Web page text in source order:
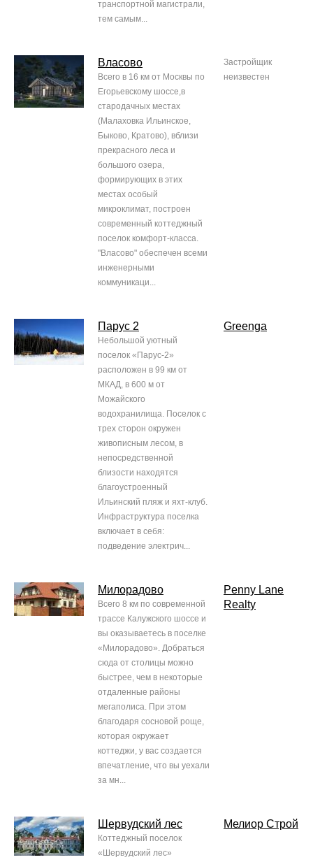
транспортной магистрали,
тем самым...
Власово
Всего в 16 км от Москвы по
Егорьевскому шоссе,в
стародачных местах
(Малаховка Ильинское,
Быково, Кратово), вблизи
прекрасного леса и
большого озера,
формирующих в этих
местах особый
микроклимат, построен
современный коттеджный
поселок комфорт-класса.
"Власово" обеспечен всеми
инженерными
коммуникаци...
Застройщик
неизвестен
Парус 2
Небольшой уютный
поселок «Парус-2»
расположен в 99 км от
МКАД, в 600 м от
Можайского
водохранилища. Поселок с
трех сторон окружен
живописным лесом, в
непосредственной
близости находятся
благоустроенный
Ильинский пляж и яхт-клуб.
Инфраструктура поселка
включает в себя:
подведение электрич...
Greenga
Милорадово
Всего 8 км по современной
трассе Калужского шоссе и
вы оказываетесь в поселке
«Милорадово». Добраться
сюда от столицы можно
быстрее, чем в некоторые
отдаленные районы
мегаполиса. При этом
благодаря сосновой роще,
которая окружает
коттеджи, у вас создается
впечатление, что вы уехали
за мн...
Penny Lane
Realty
Шервудский лес
Коттеджный поселок
«Шервудский лес»
Мелиор Строй